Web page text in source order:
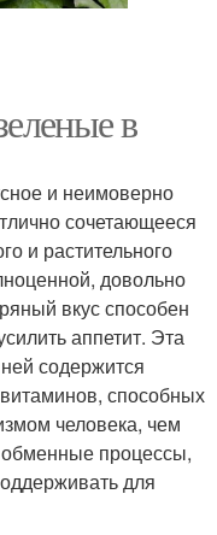
в
и неимоверно
сочетающееся
и растительного
довольно
вкус способен
аппетит. Эта
содержится
способных
человека, чем
процессы,
для